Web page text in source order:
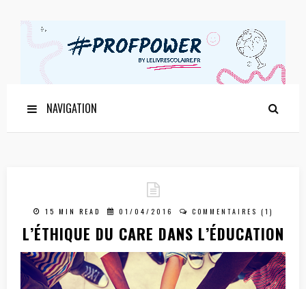
NAVIGATION
15 MIN READ 01/04/2016 COMMENTAIRES (1)
L’ÉTHIQUE DU CARE DANS L’ÉDUCATION